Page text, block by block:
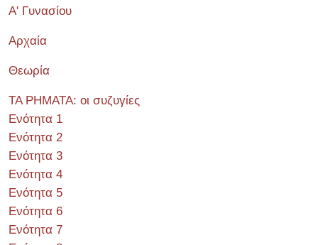
Α' Γυνασίου
Αρχαία
Θεωρία
ΤΑ ΡΗΜΑΤΑ: οι συζυγίες
Ενότητα 1
Ενότητα 2
Ενότητα 3
Ενότητα 4
Ενότητα 5
Ενότητα 6
Ενότητα 7